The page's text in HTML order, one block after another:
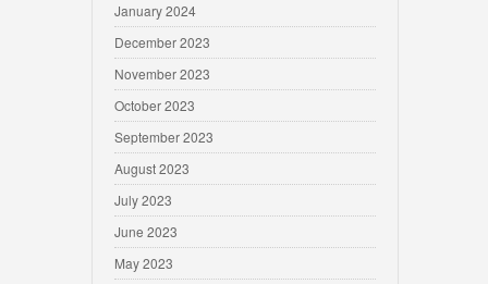
January 2024
December 2023
November 2023
October 2023
September 2023
August 2023
July 2023
June 2023
May 2023